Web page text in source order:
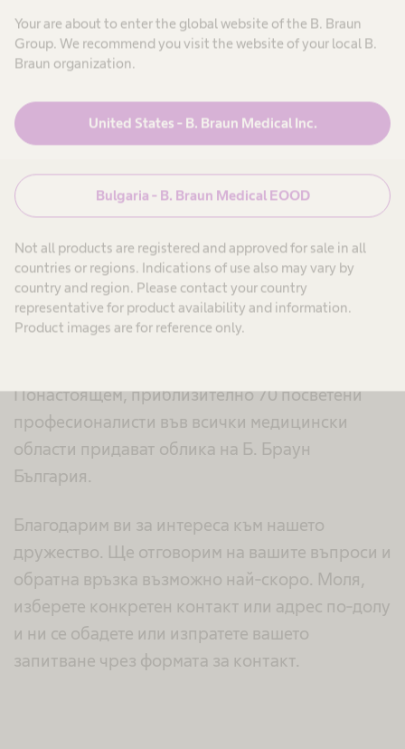
Your are about to enter the global website of the B. Braun
Group. We recommend you visit the website of your local B.
Braun organization.
United States - B. Braun Medical Inc.
Bulgaria - B. Braun Medical EOOD
Not all products are registered and approved for sale in all
countries or regions. Indications of use also may vary by
country and region. Please contact your country
representative for product availability and information.
Product images are for reference only.
Б. Браун Медикал в
България
​В продължение на повече от 15 години
Б. Браун, чрез своите дистрибутори, се
фокусира върху развитието на продуктово
портфолио, базирано на научни изследвания и
присъединяването на България към
Европейския Съюз, Б. Браун България се
учредява с ясната визия да бъде
предпочитаният партньор в здравния сектор
Понастоящем, приблизително 70 посветени
професионалисти във всички медицински
области придават облика на Б. Браун
България.
Благодарим ви за интереса към нашето
дружество. Ще отговорим на вашите въпроси и
обратна връзка възможно най-скоро. Моля,
изберете конкретен контакт или адрес по-долу
и ни се обадете или изпратете вашето
запитване чрез формата за контакт.